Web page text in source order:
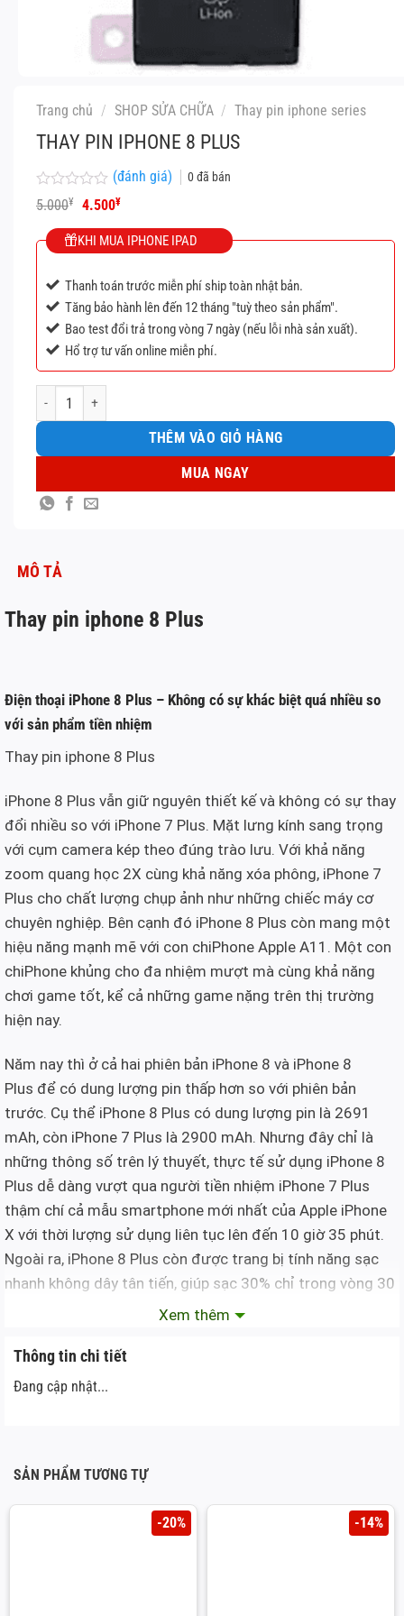
Trang chủ / SHOP SỬA CHỮA / Thay pin iphone series
THAY PIN IPHONE 8 PLUS
Được
xếp
hạng
0
(đánh giá) 0đã bán
5.000¥
Giá
là:
5.000¥.
4.500¥Giá
tại
là:
KHI MUA IPHONE IPAD
Thanh toán trước miễn phí ship toàn nhật bản.
Tăng bảo hành lên đến 12 tháng "tuỳ theo sản phẩm".
Bao test đổi trả trong vòng 7 ngày (nếu lỗi nhà sản xuất).
Hổ trợ tư vấn online miễn phí.
Thay pin iphone 8 Plus số lượng
THÊM VÀO GIỎ HÀNG
MUA NGAY
MÔ TẢ
Thay pin iphone 8 Plus
Điện thoại iPhone 8 Plus – Không có sự khác biệt quá nhiều so
với sản phẩm tiền nhiệm
Thay pin iphone 8 Plus
iPhone 8 Plus vẫn giữ nguyên thiết kế và không có sự thay
đổi nhiều so với iPhone 7 Plus. Mặt lưng kính sang trọng
với cụm camera kép theo đúng trào lưu. Với khả năng
zoom quang học 2X cùng khả năng xóa phông, iPhone 7
Plus cho chất lượng chụp ảnh như những chiếc máy cơ
chuyên nghiệp. Bên cạnh đó iPhone 8 Plus còn mang một
hiệu năng mạnh mẽ với con chiPhone Apple A11. Một con
chiPhone khủng cho đa nhiệm mượt mà cùng khả năng
chơi game tốt, kể cả những game nặng trên thị trường
hiện nay.
Năm nay thì ở cả hai phiên bản iPhone 8 và iPhone 8
Plus để có dung lượng pin thấp hơn so với phiên bản
trước. Cụ thể iPhone 8 Plus có dung lượng pin là 2691
mAh, còn iPhone 7 Plus là 2900 mAh. Nhưng đây chỉ là
những thông số trên lý thuyết, thực tế sử dụng iPhone 8
Plus dễ dàng vượt qua người tiền nhiệm iPhone 7 Plus
thậm chí cả mẫu smartphone mới nhất của Apple iPhone
X với thời lượng sử dụng liên tục lên đến 10 giờ 35 phút.
Ngoài ra, iPhone 8 Plus còn được trang bị tính năng sạc
nhanh không dây tân tiến, giúp sạc 30% chỉ trong vòng 30
Thay pin iphone 8 Plus
Những điều bạn cần biết trước khi thay pin điện thoại
Xem thêm
Thông tin chi tiết
Đang cập nhật...
SẢN PHẨM TƯƠNG TỰ
-20% -14%